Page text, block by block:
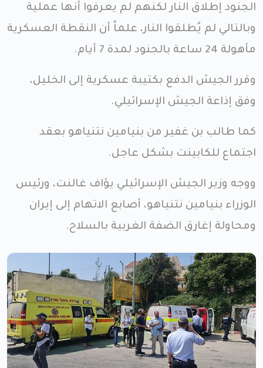
الجنود إطلاق النار لكنهم لم يعرفوا أنها عملية
وبالتالي لم يُطلقوا النار، علماً أن النقطة العسكرية
مأهولة 24 ساعة بالجنود لمدة 7 أيام.
وقرر الجيش الدفع بكتيبة عسكرية إلى الخليل،
وفق إذاعة الجيش الإسرائيلي.
كما طالب بن غفير من بنيامين نتنياهو بعقد
اجتماع للكابينت بشكل عاجل.
ووجه وزير الجيش الإسرائيلي يؤاف غالنت، ورئيس
الوزراء بنيامين نتنياهو، أصابع الاتهام إلى إيران
ومحاولة إغارق الضفة الغربية بالسلاح.